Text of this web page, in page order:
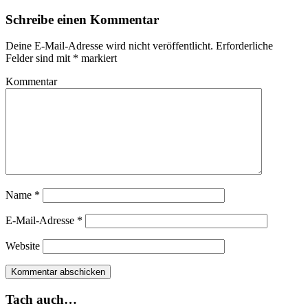
Schreibe einen Kommentar
Deine E-Mail-Adresse wird nicht veröffentlicht. Erforderliche
Felder sind mit * markiert
Kommentar
Name *
E-Mail-Adresse *
Website
Tach auch…